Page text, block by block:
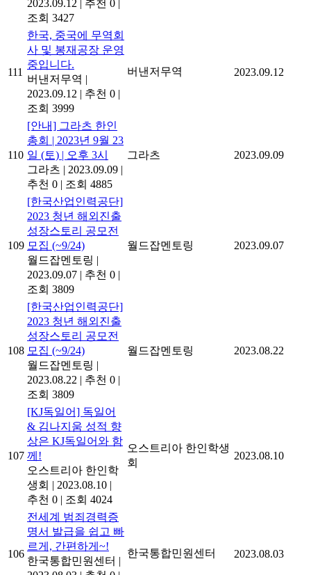
2023.09.12 추천 0
조회 3427
111
한국, 중국에 무역회
사 및 봉재공장 운영
중입니다.
버낸저무역 |
2023.09.12 | 추천 0 |
조회 3999
버낸저무역 2023.09.12
110
[안내] 그라츠 한인
총회 | 2023년 9월 23
일 (토) | 오후 3시
그라츠 | 2023.09.09 |
추천 0 | 조회 4885
그라츠 2023.09.09
109
[한국산업인력공단]
2023 청년 해외진출
성장스토리 공모전
모집 (~9/24)
월드잡멘토링 |
2023.09.07 | 추천 0 |
조회 3809
월드잡멘토링 2023.09.07
108
[한국산업인력공단]
2023 청년 해외진출
성장스토리 공모전
모집 (~9/24)
월드잡멘토링 |
2023.08.22 | 추천 0 |
조회 3809
월드잡멘토링 2023.08.22
107
[KJ독일어] 독일어
& 김나지움 성적 향
상은 KJ독일어와 함
께!
오스트리아 한인학
생회 | 2023.08.10 |
추천 0 | 조회 4024
오스트리아 한인학생
회
2023.08.10
106
전세계 범죄경력증
명서 발급을 쉽고 빠
르게, 간편하게~!
한국통합민원센터 |
한국통합민원센터 2023.08.03